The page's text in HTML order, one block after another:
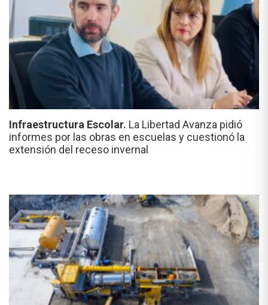
Infraestructura Escolar. La Libertad Avanza pidió
informes por las obras en escuelas y cuestionó la
extensión del receso invernal